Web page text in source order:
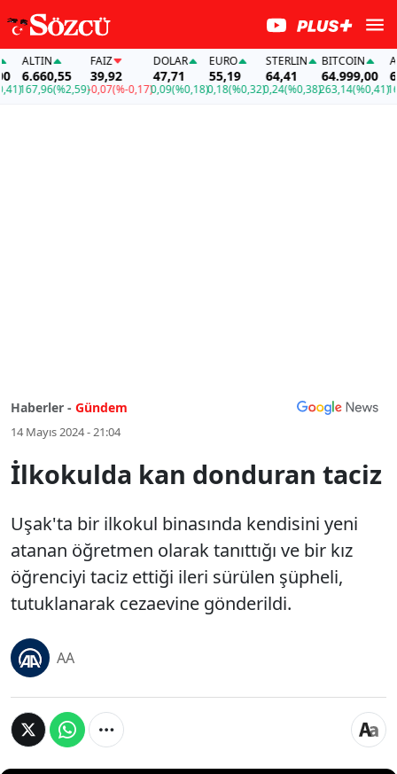
ALTIN
6.660,55
167,96(%2,59)
FAİZ
39,92
-0,07(%-0,17)
DOLAR
47,71
0,09(%0,18)
EURO
55,19
0,18(%0,32)
STERLIN
64,41
0,24(%0,38)
BITCOIN
64.999,00
263,14(%0,41)
Haberler - Gündem
14 Mayıs 2024 - 21:04
İlkokulda kan donduran taciz
Uşak'ta bir ilkokul binasında kendisini yeni
atanan öğretmen olarak tanıttığı ve bir kız
öğrenciyi taciz ettiği ileri sürülen şüpheli,
tutuklanarak cezaevine gönderildi.
AA